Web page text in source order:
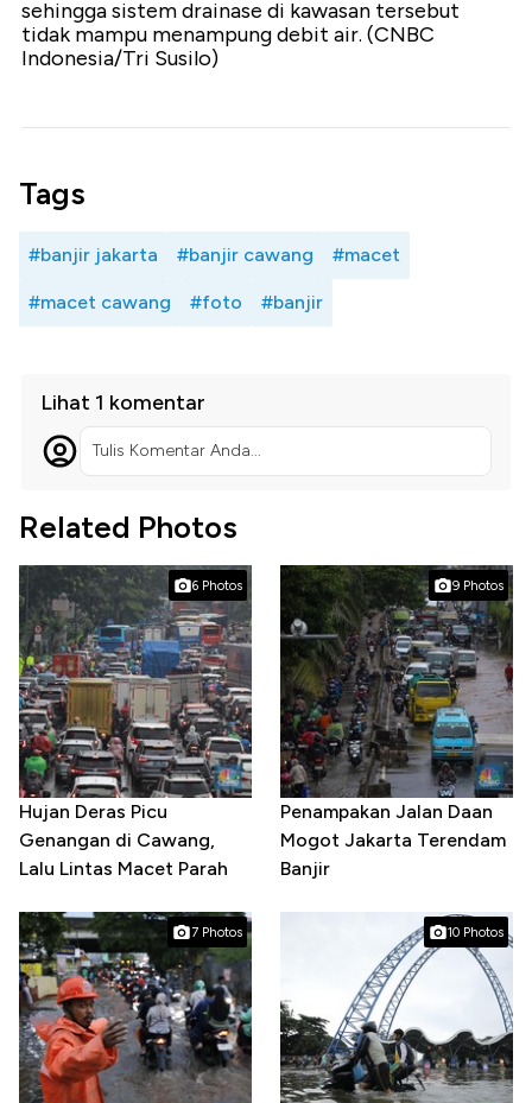
sehingga sistem drainase di kawasan tersebut
tidak mampu menampung debit air. (CNBC
Indonesia/Tri Susilo)
Tags
#banjir jakarta #banjir cawang #macet
#macet cawang #foto #banjir
Lihat 1 komentar
Tulis Komentar Anda...
Related Photos
6 Photos
Hujan Deras Picu
Genangan di Cawang,
Lalu Lintas Macet Parah
9 Photos
Penampakan Jalan Daan
Mogot Jakarta Terendam
Banjir
7 Photos 10 Photos